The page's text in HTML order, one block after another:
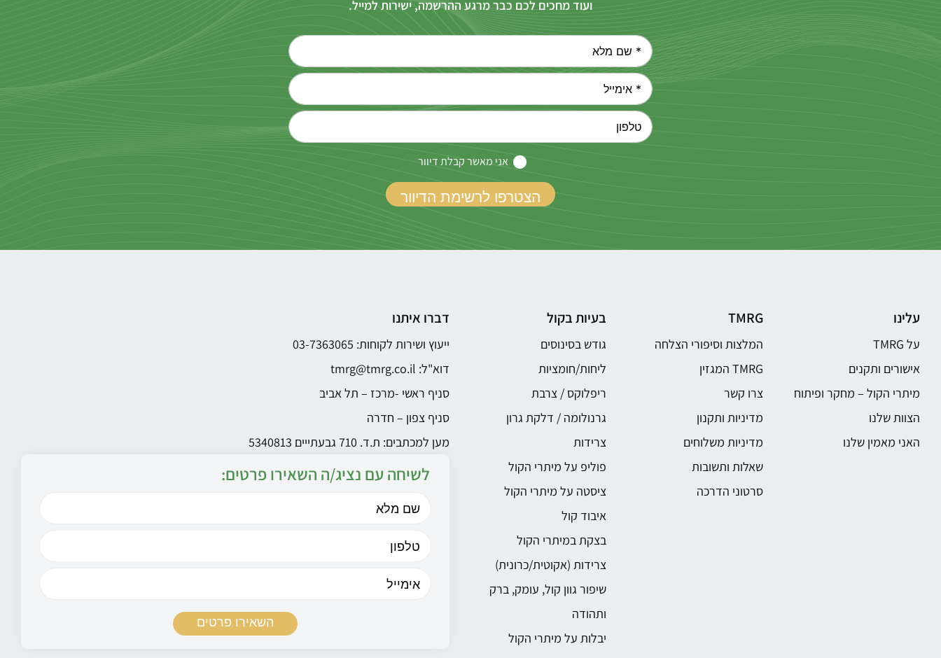
ועוד מחכים לכם כבר מרגע ההרשמה, ישירות למייל.
אני מאשר קבלת דיוור
עלינו
על TMRG
אישורים ותקנים
מיתרי הקול – מחקר ופיתוח
הצוות שלנו
האני מאמין שלנו
TMRG
המלצות וסיפורי הצלחה
TMRG המגזין
צרו קשר
מדיניות ותקנון
מדיניות משלוחים
שאלות ותשובות
סרטוני הדרכה
בעיות בקול
גודש בסינוסים
ליחות/חומציות
ריפלוקס / צרבת
גרנולומה / דלקת גרון
צרידות
פוליפ על מיתרי הקול
ציסטה על מיתרי הקול
איבוד קול
בצקת במיתרי הקול
צרידות (אקוטית/כרונית)
שיפור גוון קול, עומק, ברק
ותהודה
יבלות על מיתרי הקול
דברו איתנו
ייעוץ ושירות לקוחות: 03-7363065
דוא"ל: tmrg@tmrg.co.il
סניף ראשי -מרכז – תל אביב
סניף צפון – חדרה
מען למכתבים: ת.ד. 710 גבעתייים 5340813
לשיחה עם נציג/ה השאירו פרטים: